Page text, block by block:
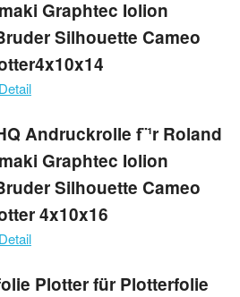
Graphtec Iolion
Silhouette Cameo
Detail
Andruckrolle f¨¹r Roland
Graphtec Iolion
Silhouette Cameo
4x10x16
Detail
Plotter für Plotterfolie